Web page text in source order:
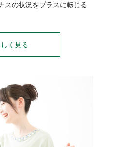
スの状況をプラスに転じる
く見る